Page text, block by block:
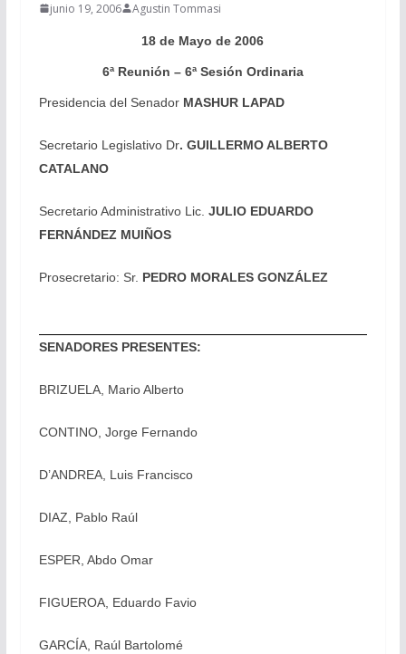
junio 19, 2006 Agustin Tommasi
18 de Mayo de 2006
6ª Reunión – 6ª Sesión Ordinaria
Presidencia del Senador MASHUR LAPAD
Secretario Legislativo Dr. GUILLERMO ALBERTO
CATALANO
Secretario Administrativo Lic. JULIO EDUARDO
FERNÁNDEZ MUIÑOS
Prosecretario: Sr. PEDRO MORALES GONZÁLEZ
SENADORES PRESENTES:
BRIZUELA, Mario Alberto
CONTINO, Jorge Fernando
D’ANDREA, Luis Francisco
DIAZ, Pablo Raúl
ESPER, Abdo Omar
FIGUEROA, Eduardo Favio
GARCÍA, Raúl Bartolomé